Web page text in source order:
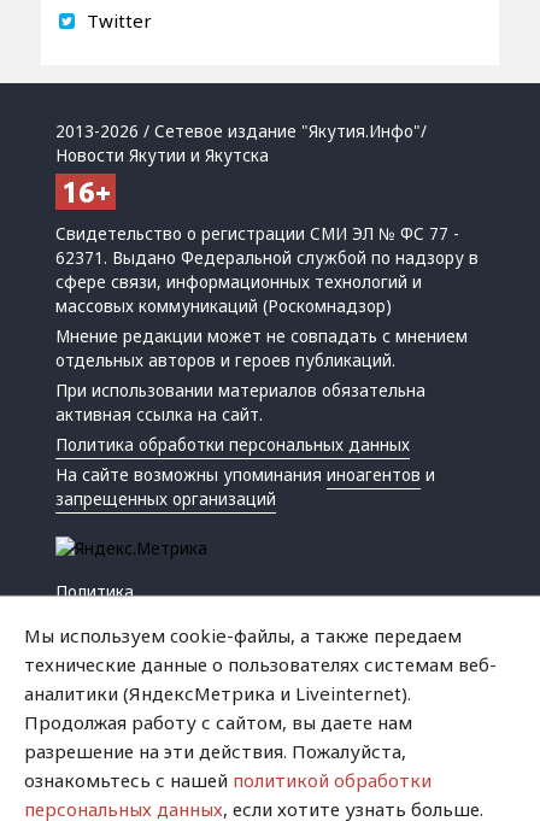
Twitter
2013-2026 / Сетевое издание "Якутия.Инфо"/
Новости Якутии и Якутска
Свидетельство о регистрации СМИ ЭЛ № ФС 77 -
62371. Выдано Федеральной службой по надзору в
сфере связи, информационных технологий и
массовых коммуникаций (Роскомнадзор)
Мнение редакции может не совпадать с мнением
отдельных авторов и героев публикаций.
При использовании материалов обязательна
активная ссылка на сайт.
Политика обработки персональных данных
На сайте возможны упоминанияиноагентов и
запрещенных организаций
Политика
Криминал
Успех
Мы используем cookie-файлы, а также передаем
технические данные о пользователях системам веб-
аналитики (ЯндексМетрика и Liveinternet).
Продолжая работу с сайтом, вы даете нам
разрешение на эти действия. Пожалуйста,
ознакомьтесь с нашей политикой обработки
персональных данных, если хотите узнать больше.